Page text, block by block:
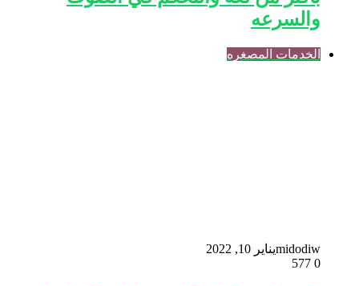
والسرعه
الخدمات المصغره
midodiwيناير 10, 2022
0